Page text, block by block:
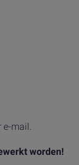
e-mail.
worden!